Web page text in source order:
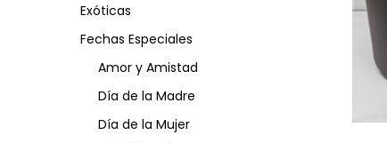
Exóticas
Fechas Especiales
Amor y Amistad
Día de la Madre
Día de la Mujer